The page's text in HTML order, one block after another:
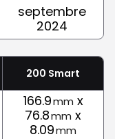
septembre
2024
200 Smart
166.9mm x
76.8mm x
8.09mm